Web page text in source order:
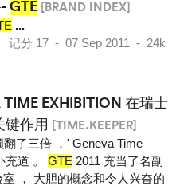
GTE [BRAND INDEX]
...
记分 17 - 07 Sep 2011 - 24k
TIME EXHIBITION 在瑞士
键作用 [TIME.KEEPER]
了三倍 ，' Geneva Time
充道 。 GTE 2011 充当了名副
， 大胆的概念和令人兴奋的